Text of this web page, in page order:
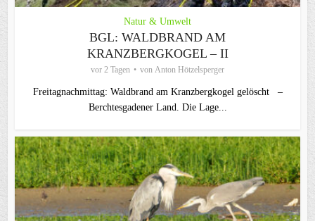
Natur & Umwelt
BGL: WALDBRAND AM
KRANZBERGKOGEL – II
vor 2 Tagen von Anton Hötzelsperger
Freitagnachmittag: Waldbrand am Kranzbergkogel gelöscht –
Berchtesgadener Land. Die Lage...